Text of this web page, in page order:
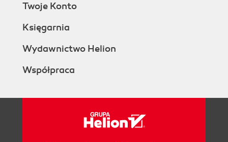
Twoje Konto
Księgarnia
Wydawnictwo Helion
Współpraca